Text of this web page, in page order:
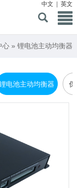
中文 |英文
心 » 锂电池主动均衡器
电池主动均衡器